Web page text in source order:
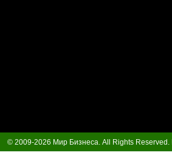
© 2009-2026 Мир Бизнеса. All Rights Reserved.